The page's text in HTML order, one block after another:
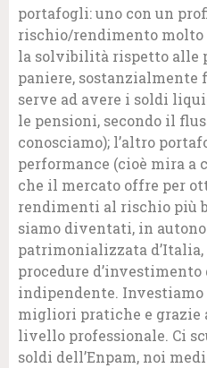
portafogli: uno con un
rischio/rendimento
la solvibilità rispetto alle
paniere, sostanzialmente
serve ad avere i soldi
le pensioni, secondo il
conosciamo); l’altro
performance (cioè mira a
che il mercato offre per
rendimenti al rischio più
siamo diventati, in
patrimonializzata
procedure
indipendente. Investiamo
migliori pratiche e grazie
livello professionale. Ci
soldi dell’Enpam, noi